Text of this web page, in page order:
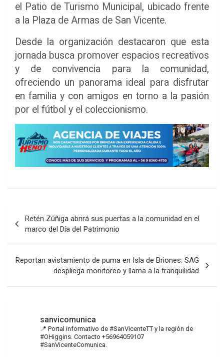
el Patio de Turismo Municipal, ubicado frente
a la Plaza de Armas de San Vicente.
Desde la organización destacaron que esta
jornada busca promover espacios recreativos
y de convivencia para la comunidad,
ofreciendo un panorama ideal para disfrutar
en familia y con amigos en torno a la pasión
por el fútbol y el coleccionismo.
de
entradas
Retén Zúñiga abrirá sus puertas a la comunidad en el
marco del Día del Patrimonio
Reportan avistamiento de puma en Isla de Briones: SAG
despliega monitoreo y llama a la tranquilidad
sanvicomunica
📍 Portal informativo de #SanVicenteTT y la región de
#OHiggins. Contacto +56964059107
#SanVicenteComunica.